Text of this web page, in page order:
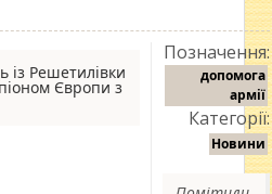
із Решетилівки
Європи з
Позначення:
допомога
армії
Категорії:
Новини